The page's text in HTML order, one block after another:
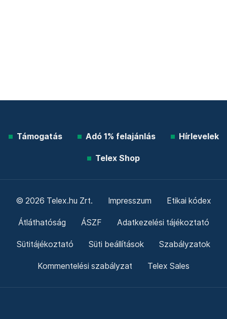
Támogatás Adó 1% felajánlás Hírlevelek
Telex Shop
© 2026 Telex.hu Zrt. Impresszum Etikai kódex
Átláthatóság ÁSZF Adatkezelési tájékoztató
Sütitájékoztató Süti beállítások Szabályzatok
Kommentelési szabályzat Telex Sales